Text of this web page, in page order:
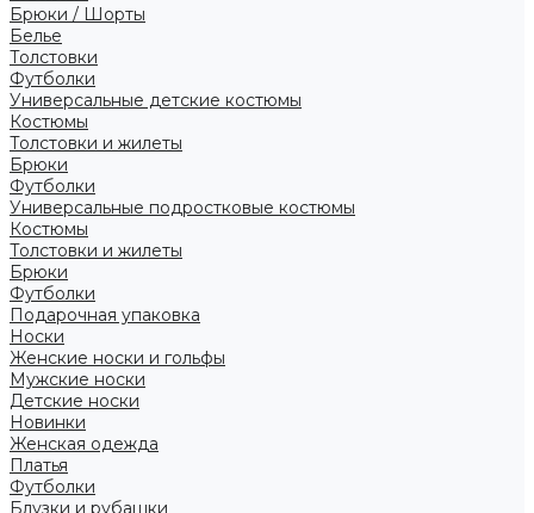
Брюки / Шорты
Белье
Толстовки
Футболки
Универсальные детские костюмы
Костюмы
Толстовки и жилеты
Брюки
Футболки
Универсальные подростковые костюмы
Костюмы
Толстовки и жилеты
Брюки
Футболки
Подарочная упаковка
Носки
Женские носки и гольфы
Мужские носки
Детские носки
Новинки
Женская одежда
Платья
Футболки
Блузки и рубашки